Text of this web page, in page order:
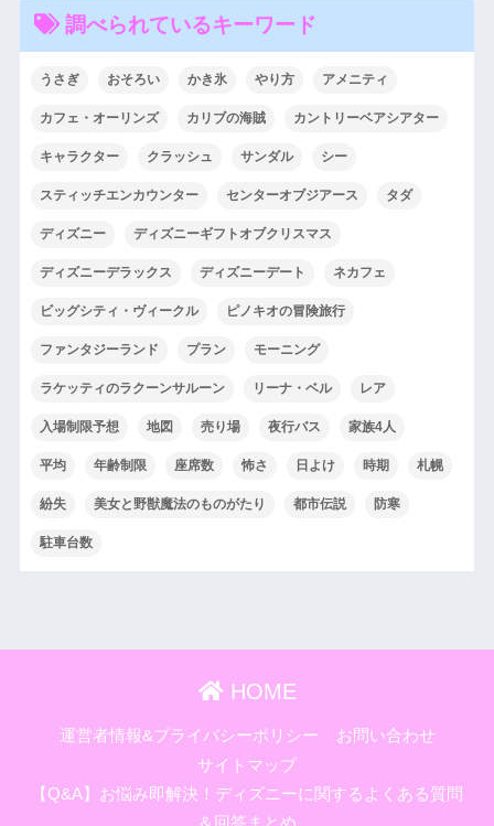
調べられているキーワード
うさぎ おそろい かき氷 やり方 アメニティ
カフェ・オーリンズ カリブの海賊 カントリーベアシアター
キャラクター クラッシュ サンダル シー
スティッチエンカウンター センターオブジアース タダ
ディズニー ディズニーギフトオブクリスマス
ディズニーデラックス ディズニーデート ネカフェ
ビッグシティ・ヴィークル ピノキオの冒険旅行
ファンタジーランド プラン モーニング
ラケッティのラクーンサルーン リーナ・ベル レア
入場制限予想 地図 売り場 夜行バス 家族4人
平均 年齢制限 座席数 怖さ 日よけ 時期 札幌
紛失 美女と野獣魔法のものがたり 都市伝説 防寒
駐車台数
HOME
運営者情報&プライバシーポリシー
お問い合わせ
サイトマップ
【Q&A】お悩み即解決！ディズニーに関するよくある質問